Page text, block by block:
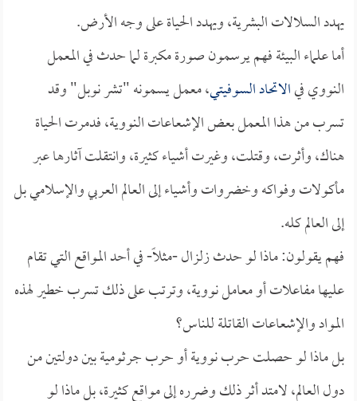
يهدد السلالات البشرية، ويهدد الحياة على وجه الأرض.
أما علماء البيئة فهم يرسمون صورة مكبرة لما حدث في المعمل
النووي فيالاتحاد السوفيتي، معمل يسمونه "تشر نوبل" وقد
تسرب من هذا المعمل بعض الإشعاعات النووية، فدمرت الحياة
هناك، وأثرت، وقتلت، وغيرت أشياء كثيرة، وانتقلت آثارها عبر
مأكولات وفواكه وخضروات وأشياء إلى العالم العربي والإسلامي بل
إلى العالم كله.
فهم يقولون: ماذا لو حدث زلزال -مثلاً- في أحد المواقع التي تقام
عليها مفاعلات أو معامل نووية، وترتب على ذلك تسرب خطير لهذه
المواد والإشعاعات القاتلة للناس؟
بل ماذا لو حصلت حرب نووية أو حرب جرثومية بين دولتين من
دول العالم، لامتد أثر ذلك وضرره إلى مواقع كثيرة، بل ماذا لو